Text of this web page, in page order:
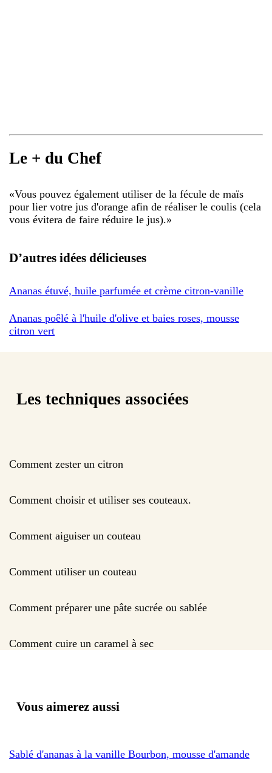
Le + du Chef
«Vous pouvez également utiliser de la fécule de maïs
pour lier votre jus d'orange afin de réaliser le coulis (cela
vous évitera de faire réduire le jus).»
D’autres idées délicieuses
Ananas étuvé, huile parfumée et crème citron-vanille
Ananas poêlé à l'huile d'olive et baies roses, mousse
citron vert
Les techniques associées
Comment zester un citron
Comment choisir et utiliser ses couteaux.
Comment aiguiser un couteau
Comment utiliser un couteau
Comment préparer une pâte sucrée ou sablée
Comment cuire un caramel à sec
Vous aimerez aussi
Sablé d'ananas à la vanille Bourbon, mousse d'amande